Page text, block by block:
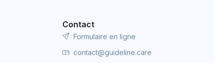
Contact
Formulaire en ligne
contact@guideline.care